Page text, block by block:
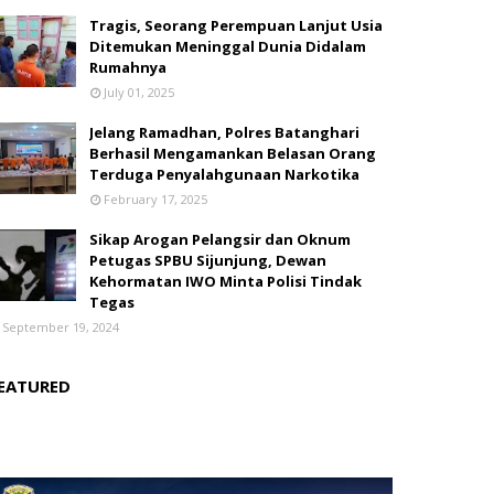
Tragis, Seorang Perempuan Lanjut Usia
Ditemukan Meninggal Dunia Didalam
Rumahnya
July 01, 2025
Jelang Ramadhan, Polres Batanghari
Berhasil Mengamankan Belasan Orang
Terduga Penyalahgunaan Narkotika
February 17, 2025
Sikap Arogan Pelangsir dan Oknum
Petugas SPBU Sijunjung, Dewan
Kehormatan IWO Minta Polisi Tindak
Tegas
September 19, 2024